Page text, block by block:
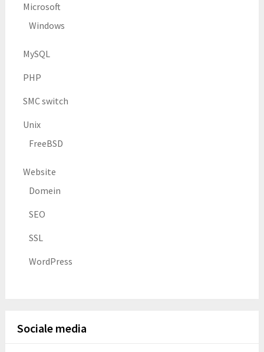
Microsoft
Windows
MySQL
PHP
SMC switch
Unix
FreeBSD
Website
Domein
SEO
SSL
WordPress
Sociale media